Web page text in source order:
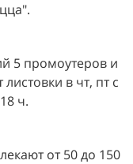
5 промоутеров и
в чт, пт с
ч.
от 50 до 150